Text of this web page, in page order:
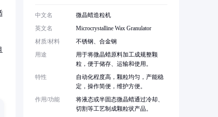
中文名
微晶蜡造粒机
英文名
Microcrystalline Wax Granulator
材质/材料
不锈钢、合金钢
用途
用于将微晶蜡原料加工成规整颗
粒，便于储存、运输和使用。
特性
自动化程度高，颗粒均匀，产能稳
定，操作简便，维护方便。
作用/功能
将液态或半固态微晶蜡通过冷却、
切割等工艺制成颗粒状产品。